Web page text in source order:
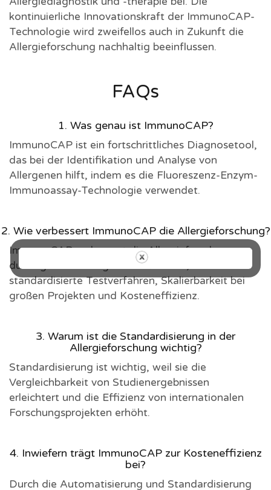
kontinuierliche Innovationskraft der ImmunoCAP-
Technologie wird zweifellos auch in Zukunft die
Allergieforschung nachhaltig beeinflussen.
FAQs
1. Was genau ist ImmunoCAP?
ImmunoCAP ist ein fortschrittliches Diagnosetool,
das bei der Identifikation und Analyse von
Allergenen hilft, indem es die Fluoreszenz-Enzym-
Immunoassay-Technologie verwendet.
2. Wie verbessert ImmunoCAP die Allergieforschung?
ImmunoCAP verbessert die Allergieforschung
durch genaue Allergenidentifikation,
standardisierte Testverfahren, Skalierbarkeit bei
großen Projekten und Kosteneffizienz.
3. Warum ist die Standardisierung in der
Allergieforschung wichtig?
Standardisierung ist wichtig, weil sie die
Vergleichbarkeit von Studienergebnissen
erleichtert und die Effizienz von internationalen
Forschungsprojekten erhöht.
4. Inwiefern trägt ImmunoCAP zur Kosteneffizienz
bei?
Durch die Automatisierung und Standardisierung